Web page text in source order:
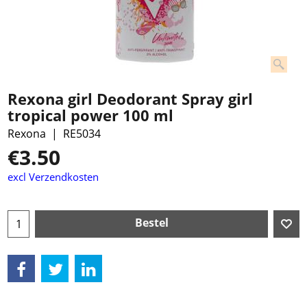
Rexona girl Deodorant Spray girl
tropical power 100 ml
Rexona RE5034
€3.50
excl Verzendkosten
Bestel